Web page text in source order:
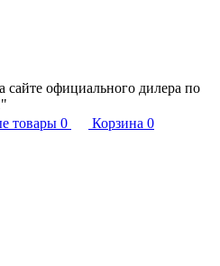
официального дилера по
товары 0 Корзина 0